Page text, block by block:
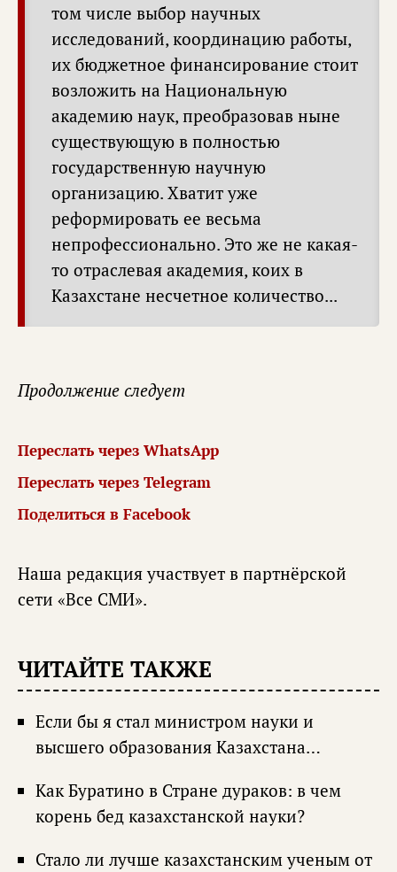
том числе выбор научных
исследований, координацию работы,
их бюджетное финансирование стоит
возложить на Национальную
академию наук, преобразовав ныне
существующую в полностью
государственную научную
организацию. Хватит уже
реформировать ее весьма
непрофессионально. Это же не какая-
то отраслевая академия, коих в
Казахстане несчетное количество...
Продолжение следует
Переслать через WhatsApp
Переслать через Telegram
Поделиться в Facebook
Наша редакция участвует в партнёрской
сети «Все СМИ».
ЧИТАЙТЕ ТАКЖЕ
Если бы я стал министром науки и
высшего образования Казахстана…
Как Буратино в Стране дураков: в чем
корень бед казахстанской науки?
Стало ли лучше казахстанским ученым от